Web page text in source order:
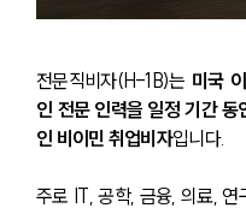
전문직비자(H-1B)는 미국
인 전문 인력을 일정 기간
인 비이민 취업비자입니다.
주로 IT, 공학, 금융, 의료,